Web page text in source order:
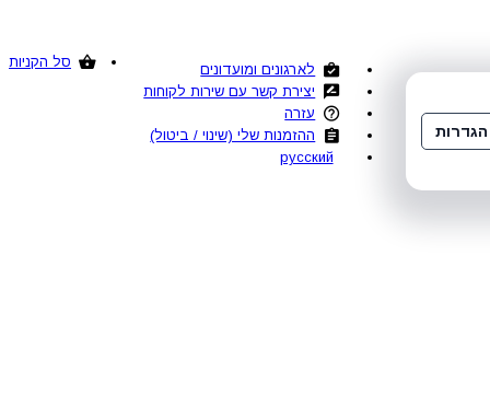
סל הקניות
לארגונים ומועדונים
יצירת קשר עם שירות לקוחות
עזרה
ההזמנות שלי (שינוי / ביטול)
русский
הגדרות